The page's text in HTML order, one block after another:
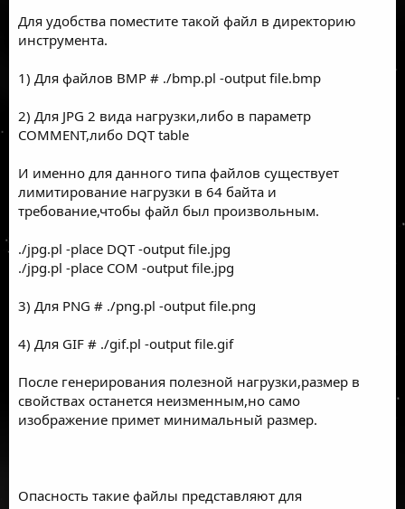
Для удобства поместите такой файл в директорию
инструмента.
1) Для файлов BMP # ./bmp.pl -output file.bmp
2) Для JPG 2 вида нагрузки,либо в параметр
COMMENT,либо DQT table
И именно для данного типа файлов существует
лимитирование нагрузки в 64 байта и
требование,чтобы файл был произвольным.
./jpg.pl -place DQT -output file.jpg
./jpg.pl -place COM -output file.jpg
3) Для PNG # ./png.pl -output file.png
4) Для GIF # ./gif.pl -output file.gif
После генерирования полезной нагрузки,размер в
свойствах останется неизменным,но само
изображение примет минимальный размер.
Опасность такие файлы представляют для